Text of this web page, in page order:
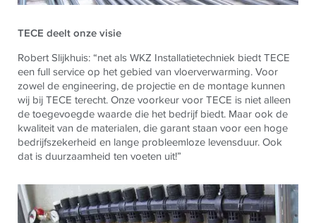
TECE deelt onze visie
Robert Slijkhuis: “net als WKZ Installatietechniek biedtTECE
een full service op het gebied van vloerverwarming. Voor
zowel de engineering, de projectie en de montage kunnen
wij bijTECE terecht. Onze voorkeur voorTECE is niet alleen
de toegevoegde waarde die het bedrijf biedt. Maar ook de
kwaliteit van de materialen, die garant staan voor een hoge
bedrijfszekerheid en lange probleemloze levensduur. Ook
dat is duurzaamheid ten voeten uit!”